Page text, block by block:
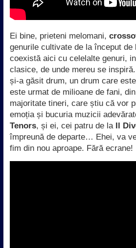
Ei bine, prieteni melomani,
genurile cultivate de la început de
coexistă aici cu celelalte genuri,
clasice, de unde mereu se
și-a găsit drum, un drum care
este urmat de milioane de fani,
majoritate tineri, care știu că vor
emoția și bucuria muzicii
Tenors, și ei, cei patru de la Il
împreună de departe… Ehei, va
fim din nou aproape. Fără ecrane!